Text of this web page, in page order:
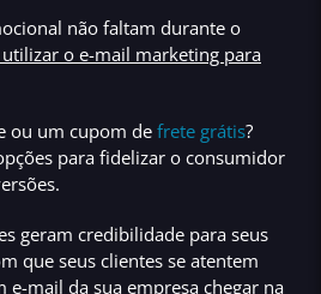
não faltam durante o
utilizar o e-mail marketing para
ou um cupom de frete grátis?
para fidelizar o consumidor
geram credibilidade para seus
que seus clientes se atentem
e-mail da sua empresa chegar na